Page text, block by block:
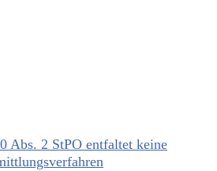
Abs. 2 StPO entfaltet keine